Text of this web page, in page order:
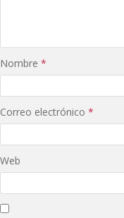
Nombre *
Correo electrónico *
Web